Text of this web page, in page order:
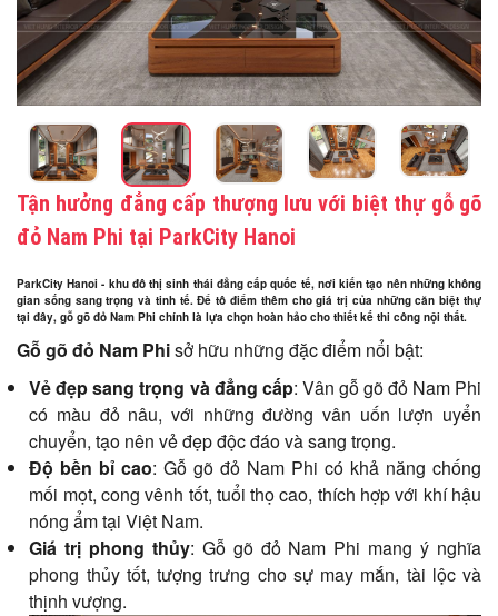
Tận hưởng đẳng cấp thượng lưu với biệt thự gỗ gõ
đỏ Nam Phi tại ParkCity Hanoi
ParkCity Hanoi - khu đô thị sinh thái đẳng cấp quốc tế, nơi kiến tạo nên những không
gian sống sang trọng và tinh tế. Để tô điểm thêm cho giá trị của những căn biệt thự
tại đây, gỗ gõ đỏ Nam Phi chính là lựa chọn hoàn hảo cho thiết kế thi công nội thất.
Gỗ gõ đỏ Nam Phisở hữu những đặc điểm nổi bật:
Vẻ đẹp sang trọng và đẳng cấp: Vân gỗ gõ đỏ Nam Phi
có màu đỏ nâu, với những đường vân uốn lượn uyển
chuyển, tạo nên vẻ đẹp độc đáo và sang trọng.
Độ bền bỉ cao: Gỗ gõ đỏ Nam Phi có khả năng chống
mối mọt, cong vênh tốt, tuổi thọ cao, thích hợp với khí hậu
nóng ẩm tại Việt Nam.
Giá trị phong thủy: Gỗ gõ đỏ Nam Phi mang ý nghĩa
phong thủy tốt, tượng trưng cho sự may mắn, tài lộc và
thịnh vượng.